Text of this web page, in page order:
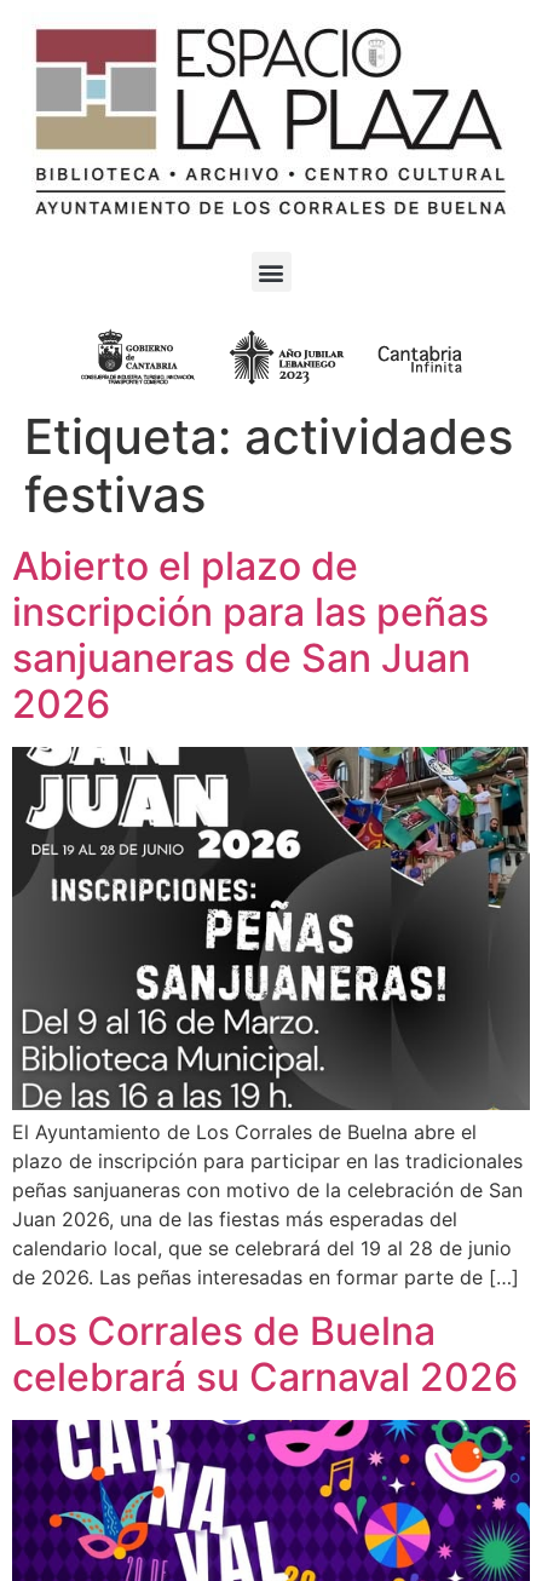
Etiqueta: actividades
festivas
Abierto el plazo de
inscripción para las peñas
sanjuaneras de San Juan
2026
El Ayuntamiento de Los Corrales de Buelna abre el
plazo de inscripción para participar en las tradicionales
peñas sanjuaneras con motivo de la celebración de San
Juan 2026, una de las fiestas más esperadas del
calendario local, que se celebrará del 19 al 28 de junio
de 2026. Las peñas interesadas en formar parte de […]
Los Corrales de Buelna
celebrará su Carnaval 2026